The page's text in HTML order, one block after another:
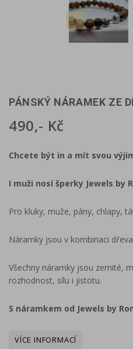

PÁNSKÝ NÁRAMEK ZE
490,- Kč
Chcete být in a mít svou
I muži nosí šperky Jewels by
Pro kluky, muže, pány, chlapy,
Náramky jsou v kombinaci
Všechny náramky jsou zemité,
rozhodnost, sílu i jistotu.
S náramkem od Jewels by